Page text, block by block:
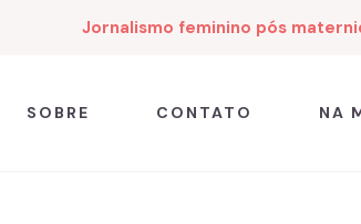
Jornalismo feminino pós
SOBRE CONTATO NA